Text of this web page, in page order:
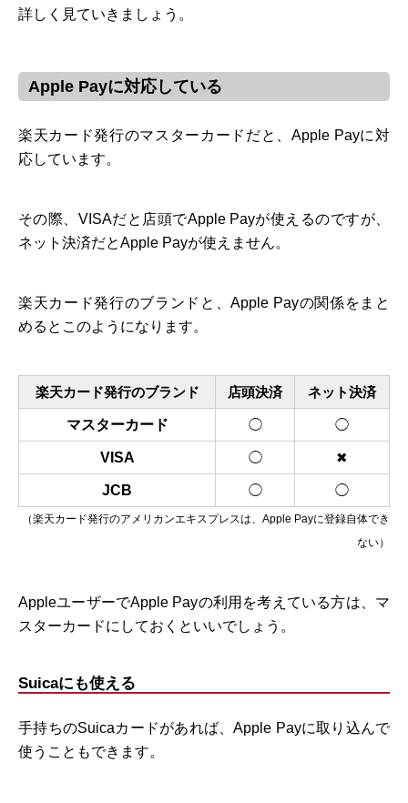
詳しく見ていきましょう。
Apple Payに対応している
楽天カード発行のマスターカードだと、Apple Payに対
応しています。
その際、VISAだと店頭でApple Payが使えるのですが、
ネット決済だとApple Payが使えません。
楽天カード発行のブランドと、Apple Payの関係をまと
めるとこのようになります。
楽天カード発行のブランド 店頭決済 ネット決済
マスターカード ◯ ◯
VISA ◯ ✖
JCB ◯ ◯
（楽天カード発行のアメリカンエキスプレスは、Apple Payに登録自体でき
ない）
AppleユーザーでApple Payの利用を考えている方は、マ
スターカードにしておくといいでしょう。
Suicaにも使える
手持ちのSuicaカードがあれば、Apple Payに取り込んで
使うこともできます。